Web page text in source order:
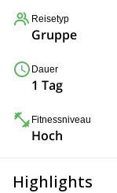
Reisetyp
Gruppe
Dauer
1 Tag
Fitnessniveau
Hoch
Highlights